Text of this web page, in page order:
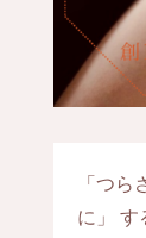
「つ
に」 す